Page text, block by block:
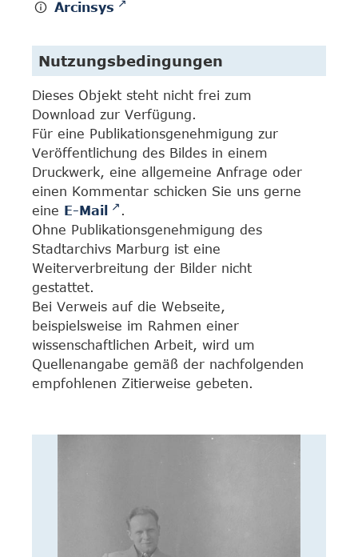
Arcinsys
Nutzungsbedingungen
Dieses Objekt steht nicht frei zum
Download zur Verfügung.
Für eine Publikationsgenehmigung zur
Veröffentlichung des Bildes in einem
Druckwerk, eine allgemeine Anfrage oder
einen Kommentar schicken Sie uns gerne
eine E-Mail
.
Ohne Publikationsgenehmigung des
Stadtarchivs Marburg ist eine
Weiterverbreitung der Bilder nicht
gestattet.
Bei Verweis auf die Webseite,
beispielsweise im Rahmen einer
wissenschaftlichen Arbeit, wird um
Quellenangabe gemäß der nachfolgenden
empfohlenen Zitierweise gebeten.